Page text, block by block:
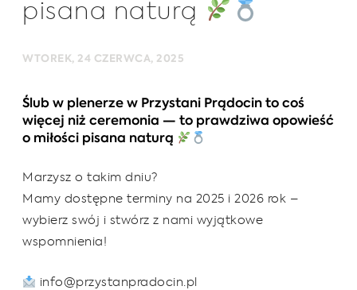
pisana naturą
WTOREK, 24 CZERWCA, 2025
Ślub w plenerze w Przystani Prądocin to coś
więcej niż ceremonia — to prawdziwa opowieść
o miłości pisana naturą
Marzysz o takim dniu?
Mamy dostępne terminy na 2025 i 2026 rok –
wybierz swój i stwórz z nami wyjątkowe
wspomnienia!
info@przystanpradocin.pl